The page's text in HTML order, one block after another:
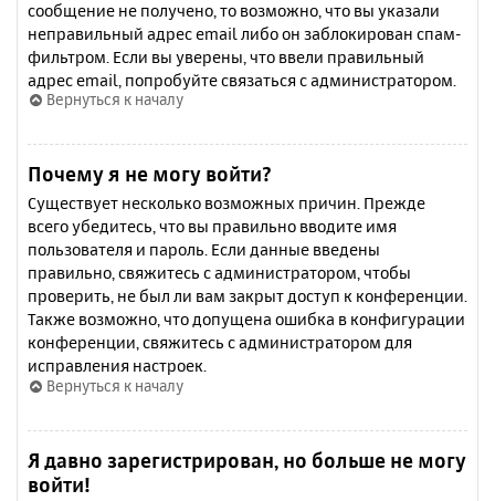
сообщение не получено, то возможно, что вы указали
неправильный адрес email либо он заблокирован спам-
фильтром. Если вы уверены, что ввели правильный
адрес email, попробуйте связаться с администратором.
Вернуться к началу
Почему я не могу войти?
Существует несколько возможных причин. Прежде
всего убедитесь, что вы правильно вводите имя
пользователя и пароль. Если данные введены
правильно, свяжитесь с администратором, чтобы
проверить, не был ли вам закрыт доступ к конференции.
Также возможно, что допущена ошибка в конфигурации
конференции, свяжитесь с администратором для
исправления настроек.
Вернуться к началу
Я давно зарегистрирован, но больше не могу
войти!